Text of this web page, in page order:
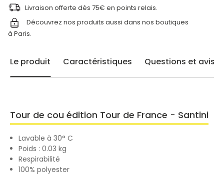
Livraison offerte dès 75€ en points relais.
Découvrez nos produits aussi dans nos boutiques
à Paris.
Le produit Caractéristiques Questions et avis
Tour de cou édition Tour de France - Santini
Lavable à 30° C
Poids : 0.03 kg
Respirabilité
100% polyester